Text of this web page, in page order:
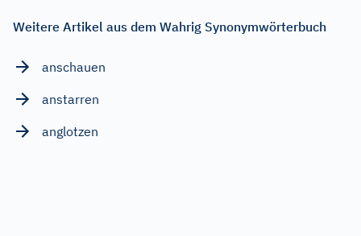
Weitere Artikel aus dem Wahrig Synonymwörterbuch
anschauen
anstarren
anglotzen